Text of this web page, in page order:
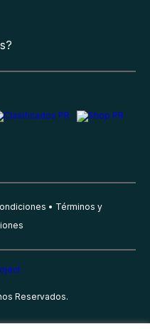
Términos y
Reservados.